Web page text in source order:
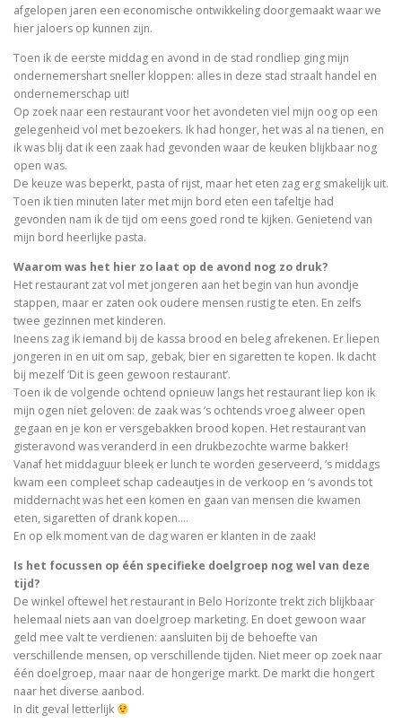
afgelopen jaren een economische ontwikkeling doorgemaakt waar we
hier jaloers op kunnen zijn.
Toen ik de eerste middag en avond in de stad rondliep ging mijn
ondernemershart sneller kloppen: alles in deze stad straalt handel en
ondernemerschap uit!
Op zoek naar een restaurant voor het avondeten viel mijn oog op een
gelegenheid vol met bezoekers. Ik had honger, het was al na tienen, en
ik was blij dat ik een zaak had gevonden waar de keuken blijkbaar nog
open was.
De keuze was beperkt, pasta of rijst, maar het eten zag erg smakelijk uit.
Toen ik tien minuten later met mijn bord eten een tafeltje had
gevonden nam ik de tijd om eens goed rond te kijken. Genietend van
mijn bord heerlijke pasta.
Waarom was het hier zo laat op de avond nog zo druk?
Het restaurant zat vol met jongeren aan het begin van hun avondje
stappen, maar er zaten ook oudere mensen rustig te eten. En zelfs
twee gezinnen met kinderen.
Ineens zag ik iemand bij de kassa brood en beleg afrekenen. Er liepen
jongeren in en uit om sap, gebak, bier en sigaretten te kopen. Ik dacht
bij mezelf ‘Dit is geen gewoon restaurant’.
Toen ik de volgende ochtend opnieuw langs het restaurant liep kon ik
mijn ogen niet geloven: de zaak was ‘s ochtends vroeg alweer open
gegaan en je kon er versgebakken brood kopen. Het restaurant van
gisteravond was veranderd in een drukbezochte warme bakker!
Vanaf het middaguur bleek er lunch te worden geserveerd, ‘s middags
kwam een compleet schap cadeautjes in de verkoop en ‘s avonds tot
middernacht was het een komen en gaan van mensen die kwamen
eten, sigaretten of drank kopen….
En op elk moment van de dag waren er klanten in de zaak!
Is het focussen op één specifieke doelgroep nog wel van deze
tijd?
De winkel oftewel het restaurant in Belo Horizonte trekt zich blijkbaar
helemaal niets aan van doelgroep marketing. En doet gewoon waar
geld mee valt te verdienen: aansluiten bij de behoefte van
verschillende mensen, op verschillende tijden. Niet meer op zoek naar
één doelgroep, maar naar de hongerige markt. De markt die hongert
naar het diverse aanbod.
In dit geval letterlijk